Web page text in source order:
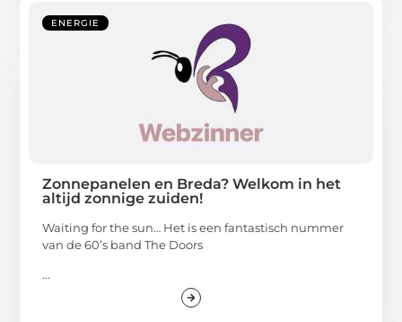
ENERGIE
Zonnepanelen en Breda? Welkom in het
altijd zonnige zuiden!
Waiting for the sun… Het is een fantastisch nummer
van de 60’s band The Doors
...